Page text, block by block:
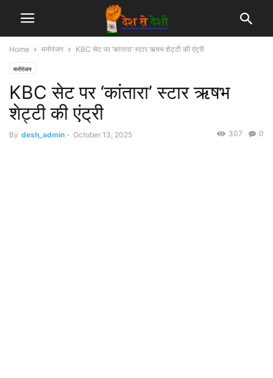
Home मनोरंजन KBC सेट पर ‘कांतारा’ स्टार ऋषभ शेट्टी की एंट्री
मनोरंजन
KBC सेट पर ‘कांतारा’ स्टार ऋषभ
शेट्टी की एंट्री
By desh_admin - October 13, 2025 0
307